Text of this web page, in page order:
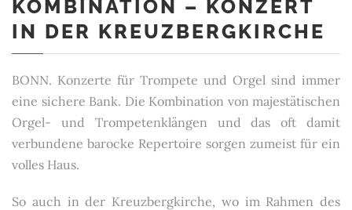
KOMBINATION – KONZERT
IN DER KREUZBERGKIRCHE
BONN. Konzerte für Trompete und Orgel sind immer
eine sichere Bank. Die Kombination von majestätischen
Orgel- und Trompetenklängen und das oft damit
verbundene barocke Repertoire sorgen zumeist für ein
volles Haus.
So auch in der Kreuzbergkirche, wo im Rahmen des